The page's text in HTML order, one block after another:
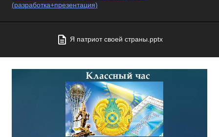
(разработка+презентация)
Я патриот своей страны.pptx